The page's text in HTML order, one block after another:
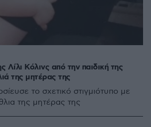
Κόλινς από την παιδική της
της μητέρας της
το σχετικό στιγμιότυπο με
της μητέρας της